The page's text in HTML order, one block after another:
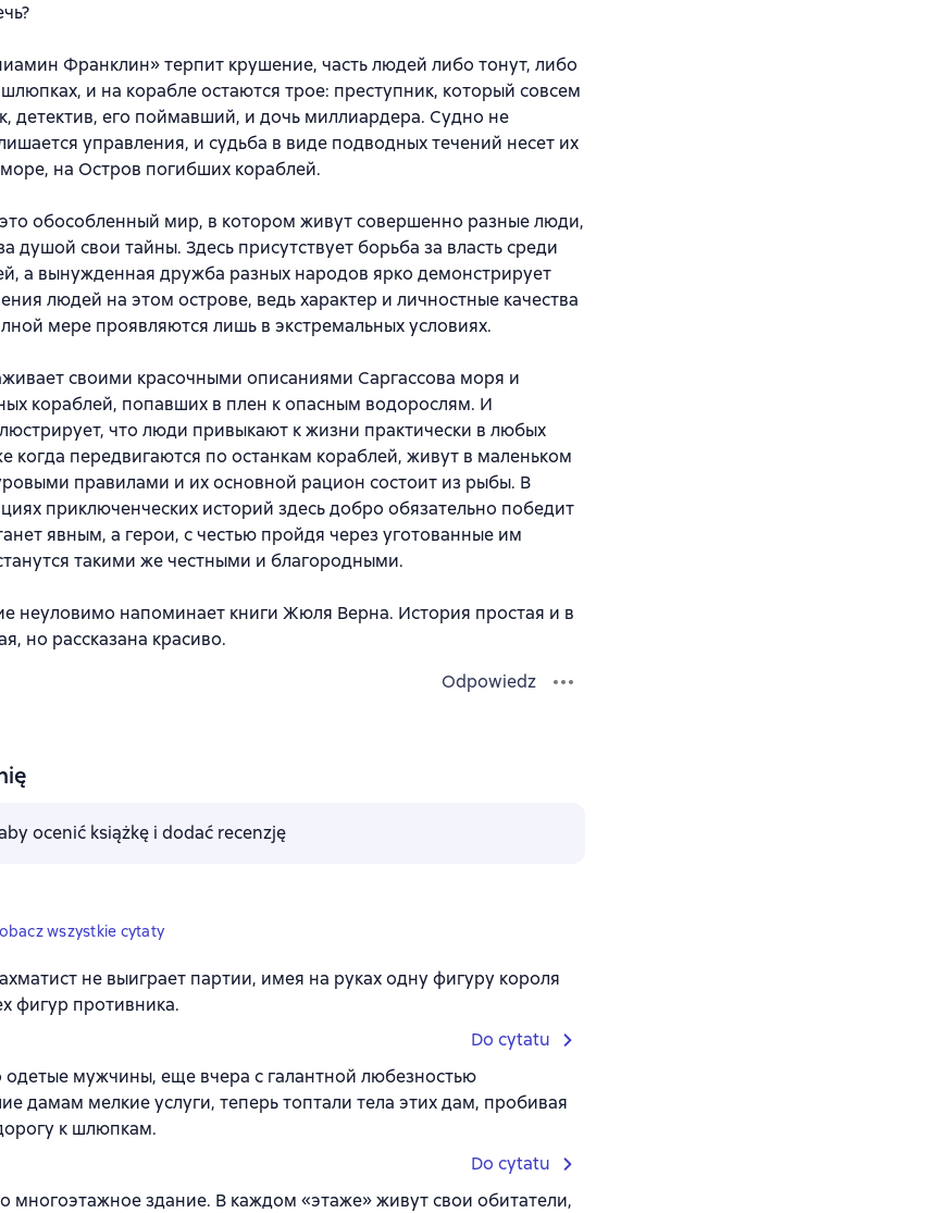
Франклин» терпит крушение, часть людей либо тонут, либо
и на корабле остаются трое: преступник, который совсем
детектив, его поймавший, и дочь миллиардера. Судно не
управления, и судьба в виде подводных течений несет их
на Остров погибших кораблей.
обособленный мир, в котором живут совершенно разные люди,
душой свои тайны. Здесь присутствует борьба за власть среди
а вынужденная дружба разных народов ярко демонстрирует
людей на этом острове, ведь характер и личностные качества
мере проявляются лишь в экстремальных условиях.
своими красочными описаниями Саргассова моря и
кораблей, попавших в плен к опасным водорослям. И
что люди привыкают к жизни практически в любых
когда передвигаются по останкам кораблей, живут в маленьком
правилами и их основной рацион состоит из рыбы. В
приключенческих историй здесь добро обязательно победит
явным, а герои, с честью пройдя через уготованные им
такими же честными и благородными.
неуловимо напоминает книги Жюля Верна. История простая и в
но рассказана красиво.
Odpowiedz
ocenić książkę i dodać recenzję
wszystkie cytaty
не выиграет партии, имея на руках одну фигуру короля
фигур противника.
Do cytatu
одетые мужчины, еще вчера с галантной любезностью
дамам мелкие услуги, теперь топтали тела этих дам, пробивая
к шлюпкам.
Do cytatu
многоэтажное здание. В каждом «этаже» живут свои обитатели,